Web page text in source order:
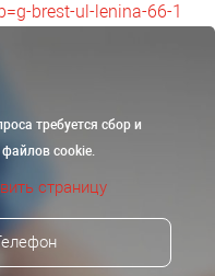
brest-ul-lenina-66-1
требуется сбор и
cookie.
страницу